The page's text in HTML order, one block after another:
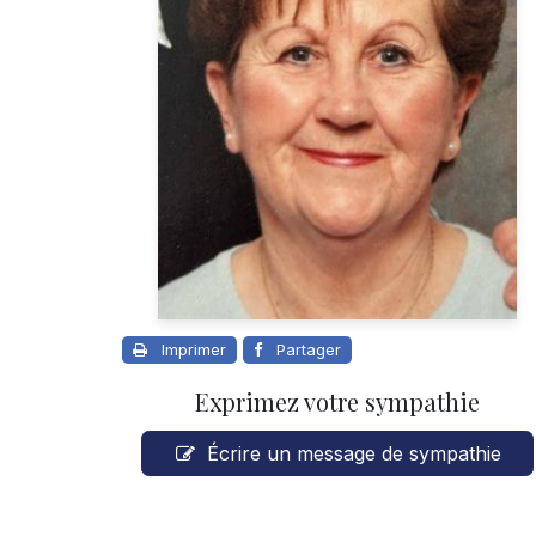
Imprimer Partager
Exprimez votre sympathie
Écrire un message de sympathie